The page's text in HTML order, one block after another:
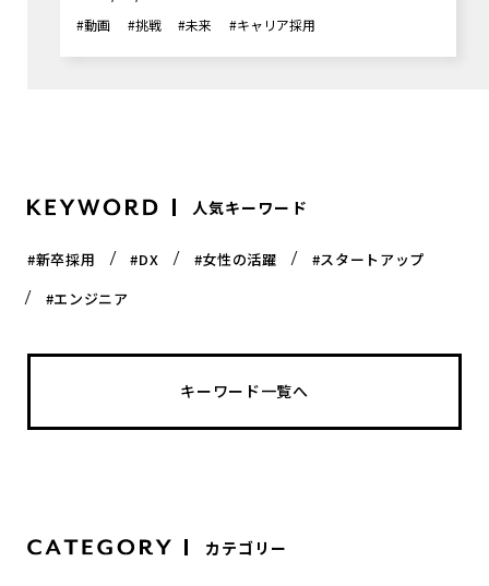
#動画 #挑戦 #未来 #キャリア採用
人気キーワード
#新卒採用 #DX #女性の活躍
#スタートアップ
#エンジニア
キーワード一覧へ
カテゴリー